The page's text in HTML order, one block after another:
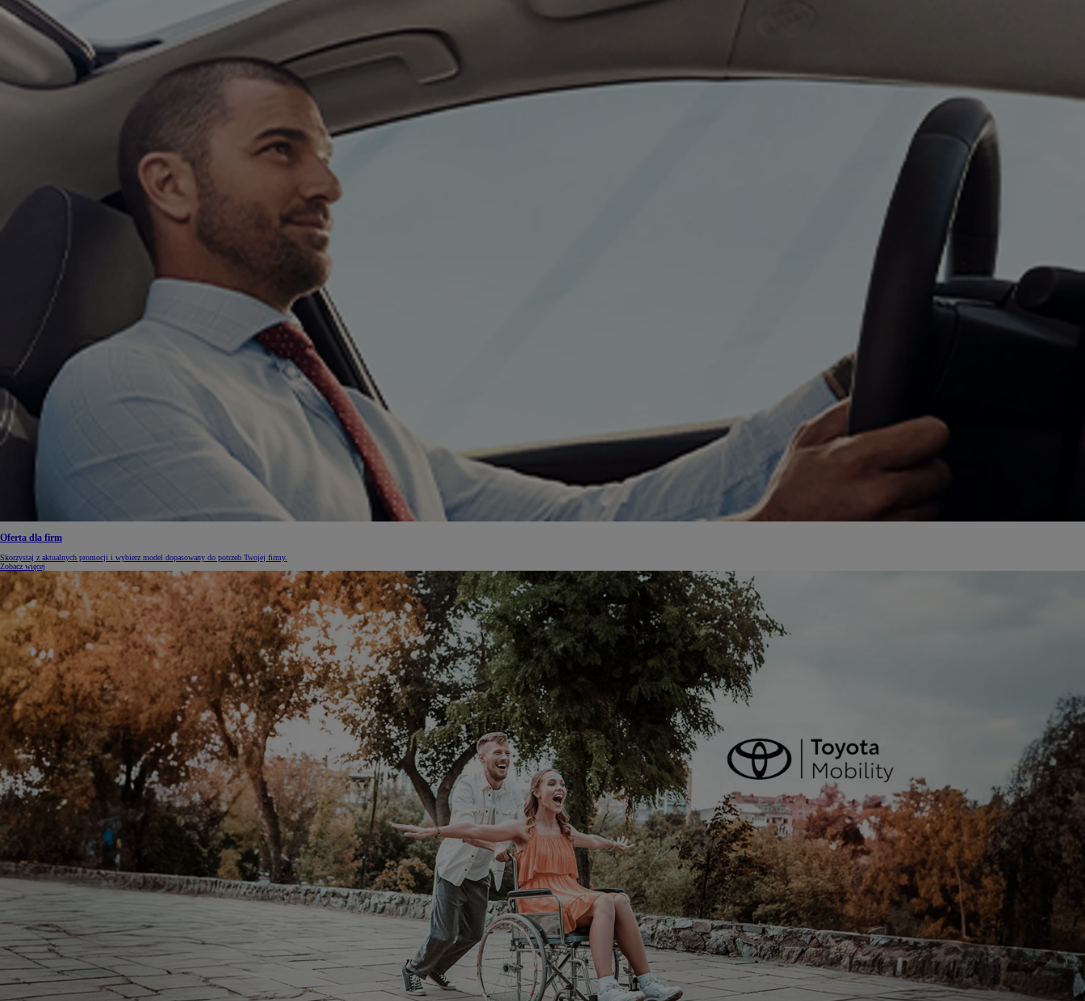
Od105 300 zł
Corolla Hatchback
HYBRID
Oferta dla firm
Skorzystaj z aktualnych promocji i wybierz model dopasowany do potrzeb Twojej firmy.
Zobacz więcej